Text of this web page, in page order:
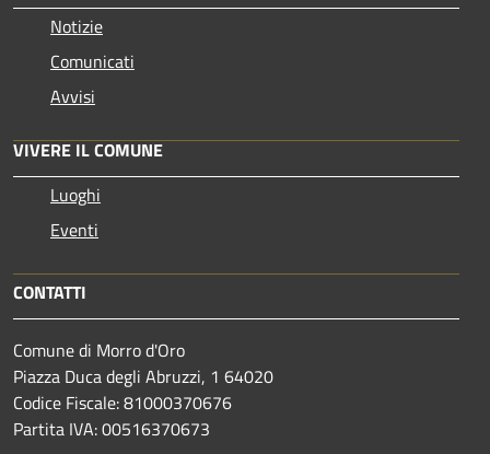
Notizie
Comunicati
Avvisi
VIVERE IL COMUNE
Luoghi
Eventi
CONTATTI
Comune di Morro d'Oro
Piazza Duca degli Abruzzi, 1 64020
Codice Fiscale: 81000370676
Partita IVA: 00516370673